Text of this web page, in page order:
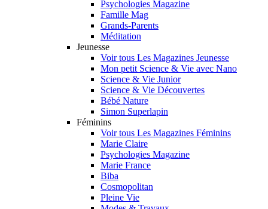
Psychologies Magazine
Famille Mag
Grands-Parents
Méditation
Jeunesse
Voir tous Les Magazines Jeunesse
Mon petit Science & Vie avec Nano
Science & Vie Junior
Science & Vie Découvertes
Bébé Nature
Simon Superlapin
Féminins
Voir tous Les Magazines Féminins
Marie Claire
Psychologies Magazine
Marie France
Biba
Cosmopolitan
Pleine Vie